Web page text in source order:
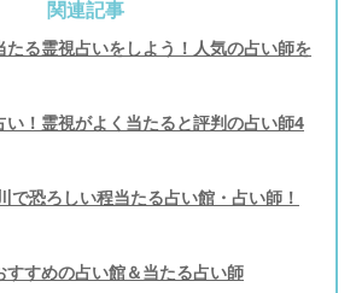
関連記事
たる霊視占いをしよう！人気の占い師を
い！霊視がよく当たると評判の占い師4
で恐ろしい程当たる占い館・占い師！
すすめの占い館＆当たる占い師